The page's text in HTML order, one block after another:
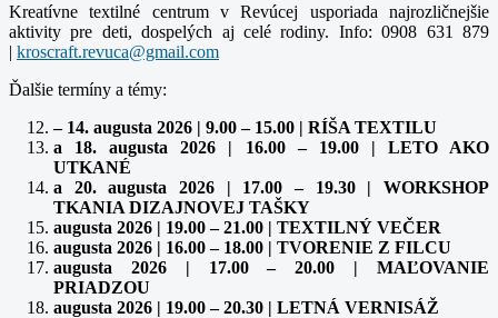
Kreatívne textilné centrum v Revúcej usporiada najrozličnejšie
aktivity pre deti, dospelých aj celé rodiny. Info: 0908 631 879
|
Ďalšie termíny a témy:
– 14. augusta 2026 | 9.00 – 15.00 | RÍŠA TEXTILU
a 18. augusta 2026 | 16.00 – 19.00 | LETO AKO
UTKANÉ
a 20. augusta 2026 | 17.00 – 19.30 | WORKSHOP
TKANIA DIZAJNOVEJ TAŠKY
augusta 2026 | 19.00 – 21.00 | TEXTILNÝ VEČER
augusta 2026 | 16.00 – 18.00 | TVORENIE Z FILCU
augusta 2026 | 17.00 – 20.00 | MAĽOVANIE
PRIADZOU
augusta 2026 | 19.00 – 20.30 | LETNÁ VERNISÁŽ